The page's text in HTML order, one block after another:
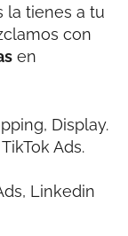
la tienes a tu
con
en
Display.
Ads.
Linkedin